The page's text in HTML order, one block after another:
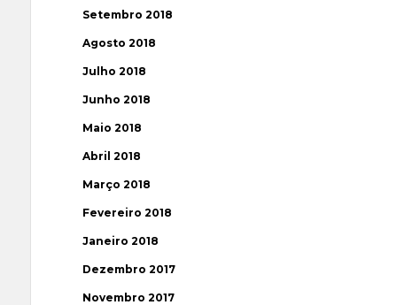
Setembro 2018
Agosto 2018
Julho 2018
Junho 2018
Maio 2018
Abril 2018
Março 2018
Fevereiro 2018
Janeiro 2018
Dezembro 2017
Novembro 2017